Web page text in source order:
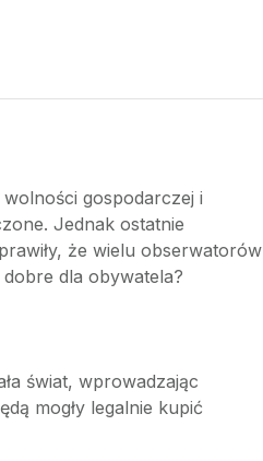
gospodarczej i
Jednak ostatnie
że wielu obserwatorów
dla obywatela?
świat, wprowadzając
mogły legalnie kupić